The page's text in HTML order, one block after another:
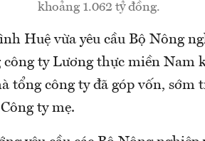
khoảng 1.062 tỷ đồng.
Huệ vừa yêu cầu Bộ Nông
ty Lương thực miền Nam
tổng công ty đã góp vốn,
ty mẹ.